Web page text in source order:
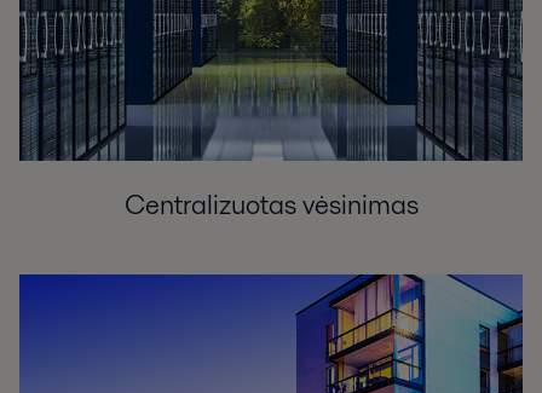
Centralizuotas vėsinimas